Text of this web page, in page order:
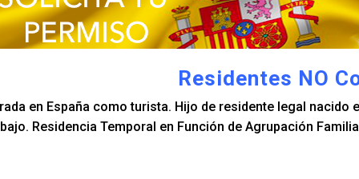
Residentes NO
en España como turista. Hijo de residente legal nacido
Residencia Temporal en Función de Agrupación